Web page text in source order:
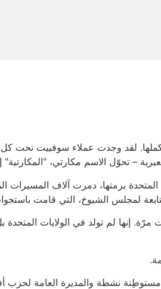
لقد وجدت عملاء سوفييت تحت
– تحوّل الاسم مكارتي،
برمتها، دمرت آلاف المسيرات
لمجلس الشيوخ، التي قامت
لم تولد في الولايات المتحدة
نشطة والمديرة العامة لحزب